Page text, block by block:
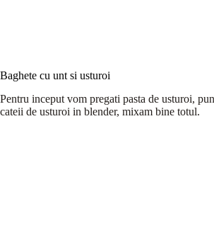
Baghete cu unt si usturoi
Pentru inceput vom pregati pasta de usturoi,
cateii de usturoi in blender, mixam bine totul.